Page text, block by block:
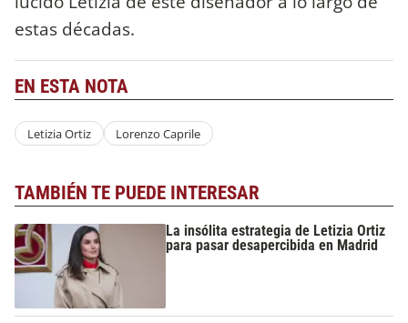
estas décadas.
EN ESTA NOTA
Letizia Ortiz Lorenzo Caprile
TAMBIÉN TE PUEDE INTERESAR
La insólita estrategia de Letizia Ortiz
para pasar desapercibida en Madrid